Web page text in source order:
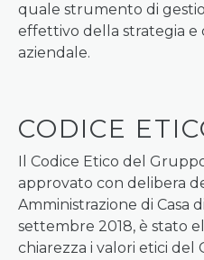
quale strumento di
effettivo della strategia e
aziendale.
CODICE
Il Codice Etico del
approvato con delibera
Amministrazione di Casa
settembre 2018, è stato
chiarezza i valori etici del